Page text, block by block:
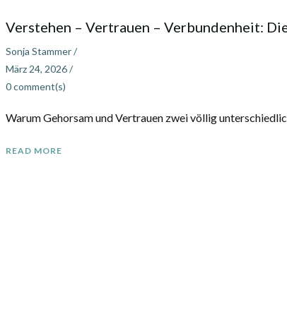
Verstehen – Vertrauen – Verbundenheit:
Sonja Stammer/
März 24, 2026/
0comment(s)
Warum Gehorsam und Vertrauen zwei völlig
READ MORE